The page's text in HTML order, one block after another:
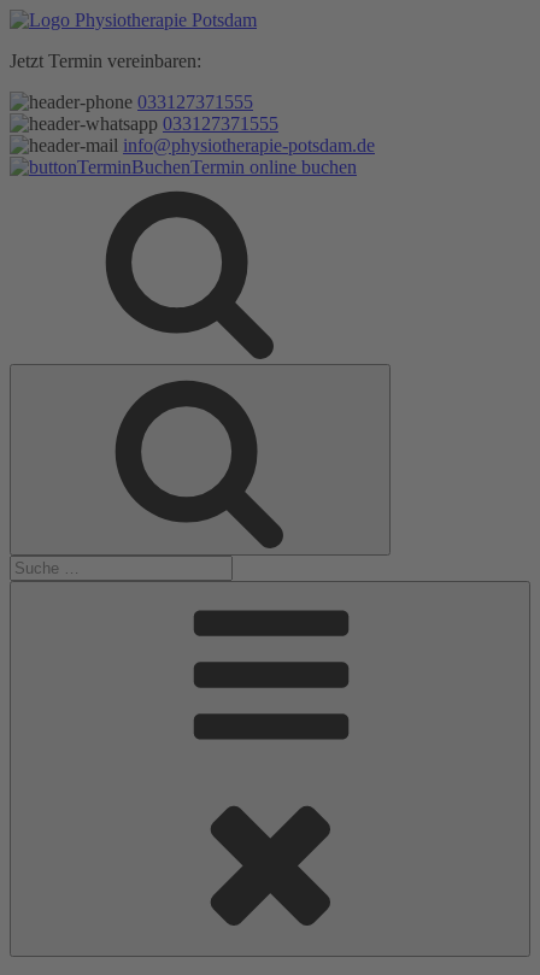
Zum
springen
Jetzt Termin vereinbaren:
033127371555
033127371555
info@physiotherapie-potsdam.de
Termin online buchen